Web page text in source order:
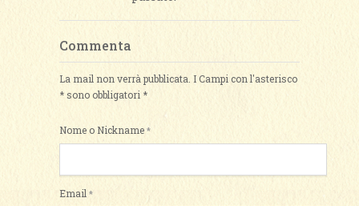
Commenta
La mail non verrà pubblicata. I Campi con l'asterisco
* sono obbligatori *
Nome o Nickname *
Email *